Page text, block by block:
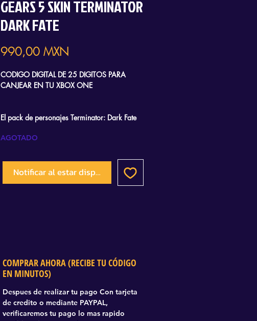
GEARS 5 SKIN TERMINATOR
DARK FATE
990,00 MXN
CODIGO DIGITAL DE 25 DIGITOS PARA
CANJEAR EN TU XBOX ONE
El pack de personajes Terminator: Dark Fate
800 para el multijugador de Gears 5.
AGOTADO
Notificar al estar disponible
COMPRAR AHORA (RECIBE TU CÓDIGO
EN MINUTOS)
Despues de realizar tu pago Con tarjeta
de credito o mediante PAYPAL,
verificaremos tu pago lo mas rapido